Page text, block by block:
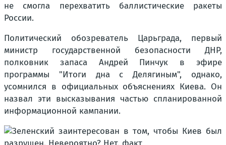
не смогла перехватить баллистические ракеты
России.
Политический обозреватель Царьграда, первый
министр государственной безопасности ДНР,
полковник запаса Андрей Пинчук в эфире
программы "Итоги дна с Делягиным", однако,
усомнился в официальных объяснениях Киева. Он
назвал эти высказывания частью спланированной
информационной кампании.